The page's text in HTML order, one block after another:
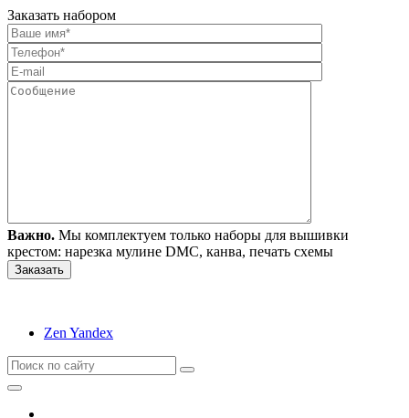
Заказать набором
Важно. Мы комплектуем только наборы для вышивки
крестом: нарезка мулине DMC, канва, печать схемы
Zen Yandex